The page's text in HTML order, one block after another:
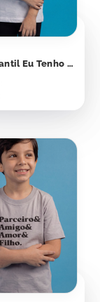
Tshirt Infantil Eu Tenho o Melhor Pai do Mundo